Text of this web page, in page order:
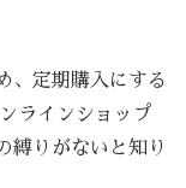
、定期購入にする
ラインショップ
縛りがないと知り